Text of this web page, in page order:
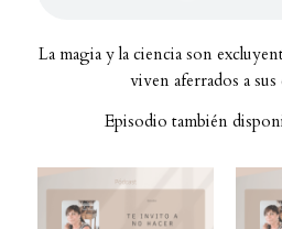
La magia y la ciencia son
viven aferrados a
Episodio también